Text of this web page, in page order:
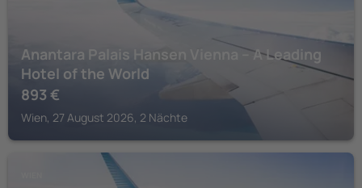
Anantara Palais Hansen Vienna – A Leading
Hotel of the World
893 €
Wien, 27 August 2026, 2 Nächte